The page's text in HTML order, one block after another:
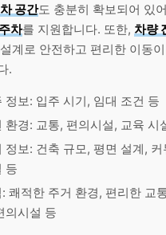
공간도 충분히 확보되어 있어
차를 지원합니다. 또한, 차량
계로 안전하고 편리한 이동
.
정보: 입주 시기, 임대 조건 등
환경: 교통, 편의시설, 교육 시
정보: 건축 규모, 평면 설계, 커
등
쾌적한 주거 환경, 편리한 교
의시설 등